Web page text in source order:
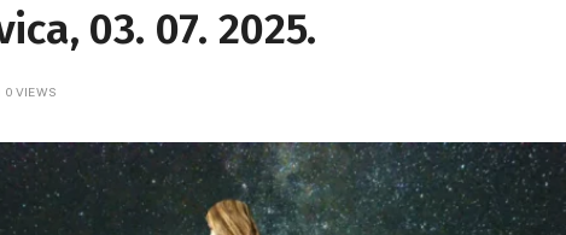
03. 07. 2025.
0 VIEWS